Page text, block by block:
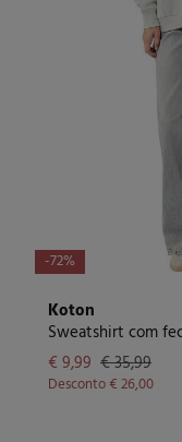
-72%
Koton
Sweatshirt com
€ 9,99 € 35,99
Desconto€ 26,00